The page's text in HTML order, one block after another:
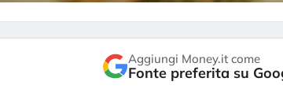
Aggiungi Money.it come
Fonte preferita su
mostrando segni di stanchezza
verso le (…)
3 agosto 2026